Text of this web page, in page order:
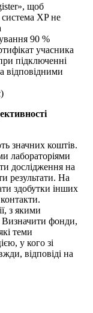
щоб
XP не
90 %
учасника
підключенні
відповідними
значних коштів.
лабораторіями
дослідження на
результати. На
здобутки інших
з якими
Визначити фонди,
теми
у кого зі
відповіді на